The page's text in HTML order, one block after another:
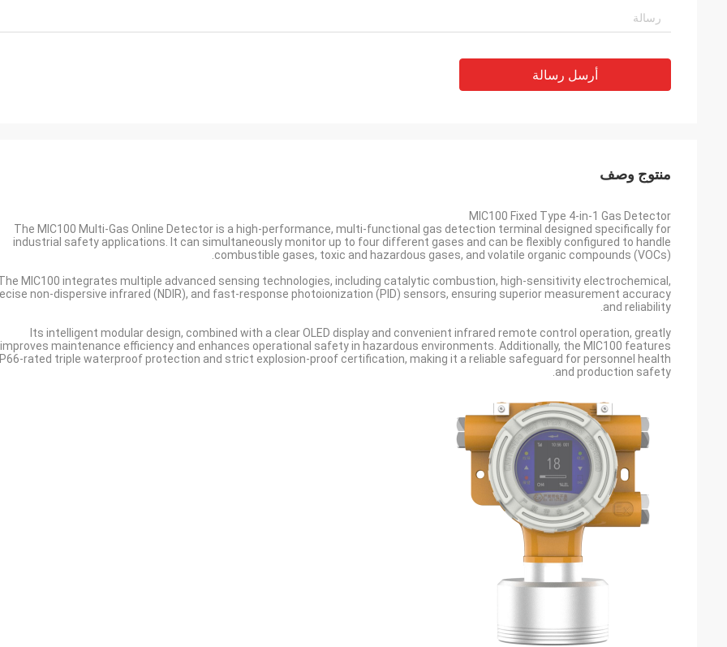
أرسل رسالة
منتوج وصف
MIC100 Fixed Type 4-in-1 Gas Detector
The MIC100 Multi-Gas Online Detector is a high-performance, multi-functional gas detection terminal designed specifically for
industrial safety applications. It can simultaneously monitor up to four different gases and can be flexibly configured to handle
combustible gases, toxic and hazardous gases, and volatile organic compounds (VOCs).
MIC100 integrates multiple advanced sensing technologies, including catalytic combustion, high-sensitivity electrochemical,
non-dispersive infrared (NDIR), and fast-response photoionization (PID) sensors, ensuring superior measurement accuracy
and reliability.
Its intelligent modular design, combined with a clear OLED display and convenient infrared remote control operation, greatly
improves maintenance efficiency and enhances operational safety in hazardous environments. Additionally, the MIC100 features
rated triple waterproof protection and strict explosion-proof certification, making it a reliable safeguard for personnel health
and production safety.